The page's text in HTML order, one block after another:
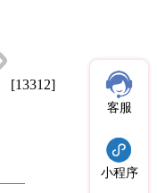
[13312]
客服
小程序